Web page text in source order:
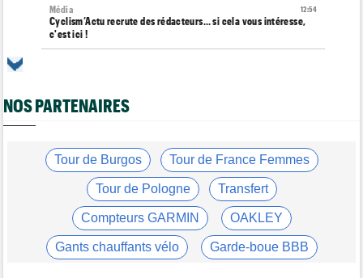
12:54
Média
Cyclism’Actu recrute des rédacteurs… si cela vous intéresse,
c'est ici !
Tour de France Femmes
11:49
Route
Anton Schiffer victime d'une fracture pour la 2e fois en 2 mois !
Gesink : "Quand j'ai intégré le peloton, le dopage était monnaie
courante"
11:12
Tour de France Femmes
Le Court-Pienaar : "J’étais à la limite de mes forces..."
NOS PARTENAIRES
Tour de Burgos Tour de France Femmes
Tour de Pologne Transfert
Compteurs GARMIN OAKLEY
Gants chauffants vélo Garde-boue BBB